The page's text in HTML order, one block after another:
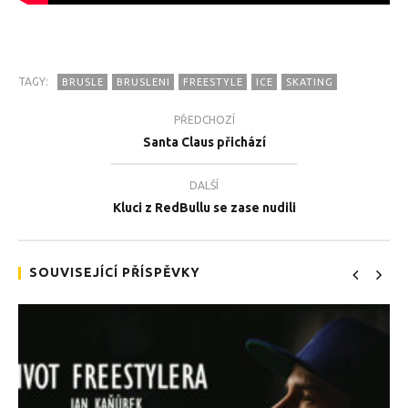
TAGY: BRUSLE BRUSLENI FREESTYLE ICE SKATING
PŘEDCHOZÍ
Santa Claus přichází
DALŠÍ
Kluci z RedBullu se zase nudili
SOUVISEJÍCÍ PŘÍSPĚVKY